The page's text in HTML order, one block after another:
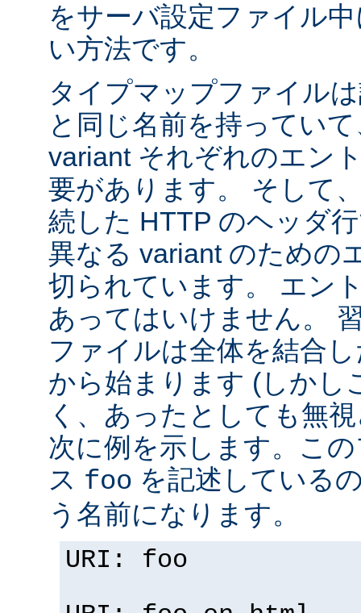
をサーバ設定ファイル
い方法です。
タイプマップファイル
と同じ名前を持ってい
variant それぞれのエン
要があります。 そして
続した HTTP のヘッダ
異なる variant のための
切られています。 エン
あってはいけません。
ファイルは全体を結合
から始まります (しかし
く、あったとしても無
次に例を示します。こ
ス foo を記述している
う名前になります。
URI: foo